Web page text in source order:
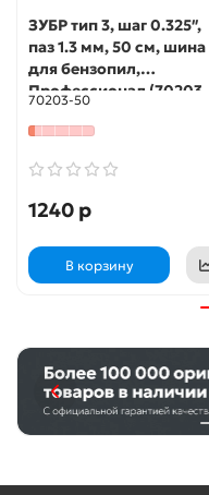
ЗУБР тип 3, шаг 0.325″,
паз 1.3 мм, 50 см, шина
для бензопил,
Профессионал (70203-
50)
70203-50
1240 р
В корзину